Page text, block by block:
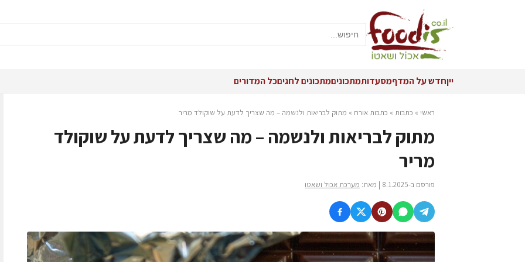
ייןחדש על המדףמסעדותמתכוניםמתכונים לחגיםכל המדורים
ראשי » כתבות » כתבות אורח » מתוק לבריאות ולנשמה – מה שצריך לדעת על שוקולד מריר
מתוק לבריאות ולנשמה – מה שצריך לדעת על שוקולד
מריר
פורסם ב-8.1.2025 | מאת: מערכת אכול ושאטו